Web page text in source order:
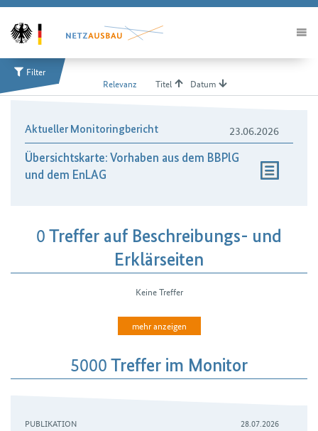
Filter
Recherche
Sortierung
Relevanz Titel Datum
Aktueller Monitoringbericht 23.06.2026
Übersichtskarte: Vorhaben aus dem BBPlG
und dem EnLAG
0 Treffer auf Beschreibungs- und
Erklärseiten
Keine Treffer
mehr anzeigen
5000 Treffer im Monitor
PUBLIKATION 28.07.2026